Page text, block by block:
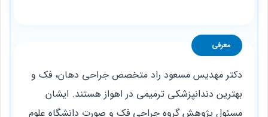
معرفی
دکتر مهدیس مسعود راد متخصص جراحی دهان، فک و
بهترین دندانپزشکی ترمیمی در اهواز هستند. ایشان
مسئول پژوهش گروه جراحی فک و صورت دانشگاه علوم